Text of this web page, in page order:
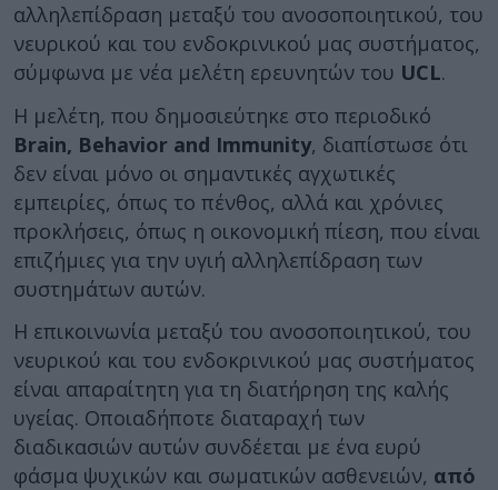
αλληλεπίδραση μεταξύ του ανοσοποιητικού, του
νευρικού και του ενδοκρινικού μας συστήματος,
σύμφωνα με νέα μελέτη ερευνητών του UCL.
Η μελέτη, που δημοσιεύτηκε στο περιοδικό
Brain, Behavior and Immunity, διαπίστωσε ότι
δεν είναι μόνο οι σημαντικές αγχωτικές
εμπειρίες, όπως το πένθος, αλλά και χρόνιες
προκλήσεις, όπως η οικονομική πίεση, που είναι
επιζήμιες για την υγιή αλληλεπίδραση των
συστημάτων αυτών.
Η επικοινωνία μεταξύ του ανοσοποιητικού, του
νευρικού και του ενδοκρινικού μας συστήματος
είναι απαραίτητη για τη διατήρηση της καλής
υγείας. Οποιαδήποτε διαταραχή των
διαδικασιών αυτών συνδέεται με ένα ευρύ
φάσμα ψυχικών και σωματικών ασθενειών, από